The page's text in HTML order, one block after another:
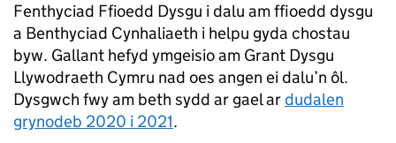
Fenthyciad Ffioedd Dysgu i dalu am ffioedd dysgu
a Benthyciad Cynhaliaeth i helpu gyda chostau
byw. Gallant hefyd ymgeisio am Grant Dysgu
Llywodraeth Cymru nad oes angen ei dalu’n ôl.
Dysgwch fwy am beth sydd ar gael ardudalen
grynodeb 2020 i 2021.